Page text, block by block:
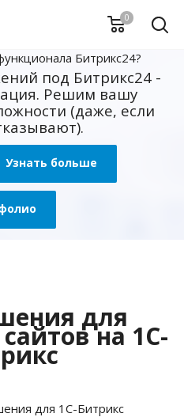
0
Битрикс24?
под Битрикс24 -
Решим вашу
(даже, если
Узнать больше
для
на 1С-
для 1С-Битрикс